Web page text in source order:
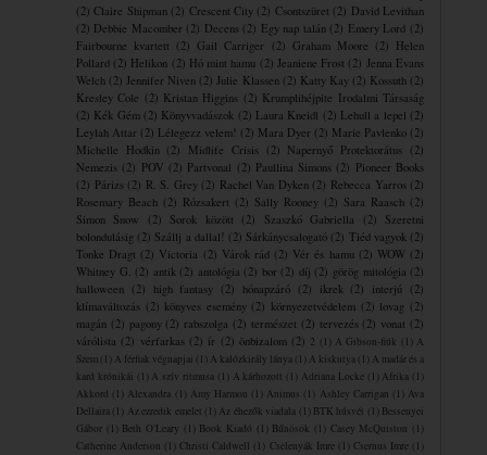
(2) Claire Shipman (2) Crescent City (2) Csontszüret (2) David Levithan
(2) Debbie Macomber (2) Decens (2) Egy nap talán (2) Emery Lord (2)
Fairbourne kvartett (2) Gail Carriger (2) Graham Moore (2) Helen
Pollard (2) Helikon (2) Hó mint hamu (2) Jeaniene Frost (2) Jenna Evans
Welch (2) Jennifer Niven (2) Julie Klassen (2) Katty Kay (2) Kossuth (2)
Kresley Cole (2) Kristan Higgins (2) Krumplihéjpite ​Irodalmi Társaság
(2) Kék Gém (2) Könyvvadászok (2) Laura Kneidl (2) Lehull a lepel (2)
Leylah Attar (2) Lélegezz velem! (2) Mara Dyer (2) Marie Pavlenko (2)
Michelle Hodkin (2) Midlife Crisis (2) Napernyő Protektorátus (2)
Nemezis (2) POV (2) Partvonal (2) Paullina Simons (2) Pioneer Books
(2) Párizs (2) R. S. Grey (2) Rachel Van Dyken (2) Rebecca Yarros (2)
Rosemary Beach (2) Rózsakert (2) Sally Rooney (2) Sara Raasch (2)
Simon Snow
(2) Sorok között (2) Szaszkó Gabriella (2)
Szeretni
bolondulásig (2) Szállj a dallal! (2) Sárkánycsalogató (2) Tiéd vagyok (2)
Tonke Dragt (2) Victoria (2) Várok rád (2) Vér és hamu (2) WOW (2)
Whitney G. (2) antik (2) antológia (2) bor (2) díj (2) görög mitológia (2)
halloween (2) high fantasy (2) hónapzáró (2) ikrek (2) interjú (2)
klímaváltozás (2) könyves esemény (2) környezetvédelem (2) lovag (2)
magán (2) pagony (2) rabszolga (2) természet (2) tervezés (2) vonat (2)
várólista (2) vérfarkas (2) ír (2) önbizalom (2) 2 (1) A Gibson-fiúk (1) A
Szem (1) A férfiak végnapjai (1) A kalózkirály lánya (1) A kiskutya (1) A madár és a
kard krónikái
(1) A szív ritmusa (1) A ​kárhozott (1) Adriana Locke (1) Afrika
(1)
Akkord
(1) Alexandra (1) Amy Harmon (1) Animus (1) Ashley Carrigan (1) Ava
Dellaira (1) Az ezredik emelet (1) Az éhezők viadala (1) BTK húsvét (1) Bessenyei
Gábor
(1) Beth O'Leary (1) Book Kiadó (1) Bűnösök (1) Casey McQuiston
(1)
Catherine Anderson
(1) Christi Caldwell (1) Cselenyák Imre (1) Csernus Imre
(1)